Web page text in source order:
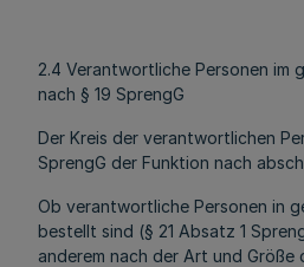
2.4 Verantwortliche Personen im
nach § 19 SprengG
Der Kreis der verantwortlichen
SprengG der Funktion nach
Ob verantwortliche Personen in
bestellt sind (§ 21 Absatz 1
anderem nach der Art und Größe